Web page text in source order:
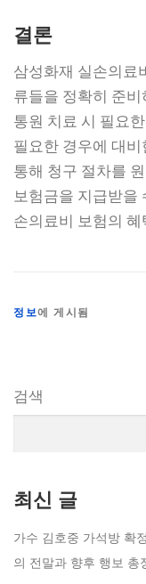
결론
삼성화재 실손의료
류들을 정확히 준
통원 치료 시 필요
필요한 경우에 대
통해 청구 절차를
보험금을 지급받을
손의료비 보험의
정보에 게시됨
검색
최신 글
가수 김호중 가석방 확
의 전말과 향후 행보 총